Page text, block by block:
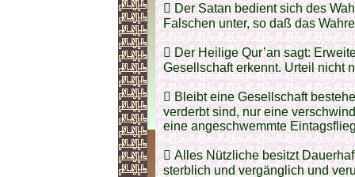
 Der Satan bedient sich des
Falschen unter, so daß das
 Der Heilige Qur’an sagt:
Gesellschaft erkennt. Urteil nicht
 Bleibt eine Gesellschaft
verderbt sind, nur eine
eine angeschwemmte
 Alles Nützliche besitzt
sterblich und vergänglich und